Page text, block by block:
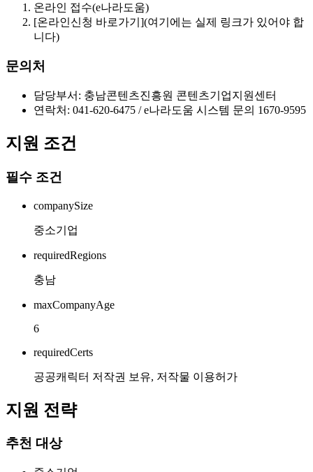
온라인 접수(e나라도움)
[온라인신청 바로가기](여기에는 실제 링크가 있어야 합
니다)
문의처
담당부서: 충남콘텐츠진흥원 콘텐츠기업지원센터
연락처: 041-620-6475 / e나라도움 시스템 문의 1670-9595
지원 조건
필수 조건
companySize
중소기업
requiredRegions
충남
maxCompanyAge
6
requiredCerts
공공캐릭터 저작권 보유, 저작물 이용허가
지원 전략
추천 대상